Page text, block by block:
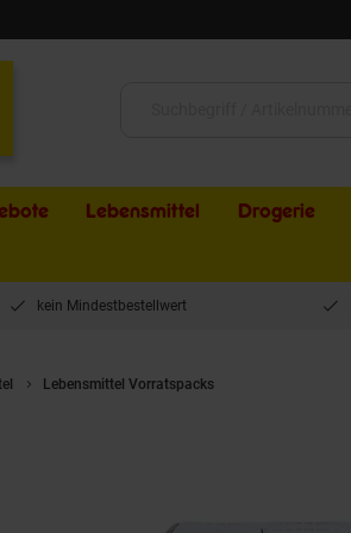
Lebensmittel Drogerie
kein Mindestbestellwert
Lebensmittel Vorratspacks